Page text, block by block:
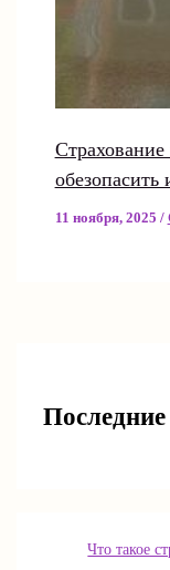
11 ноября, 2025 /
Последние
Что такое